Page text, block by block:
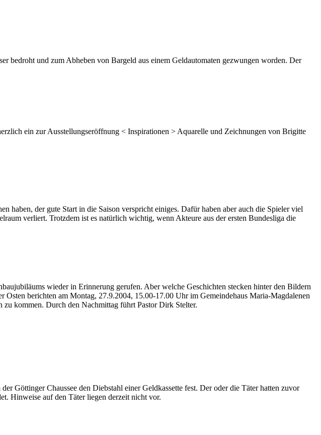
bedroht und zum Abheben von Bargeld aus einem Geldautomaten gezwungen worden. Der
ein zur Ausstellungseröffnung < Inspirationen > Aquarelle und Zeichnungen von Brigitte
der gute Start in die Saison verspricht einiges. Dafür haben aber auch die Spieler viel
verliert. Trotzdem ist es natürlich wichtig, wenn Akteure aus der ersten Bundesliga die
wieder in Erinnerung gerufen. Aber welche Geschichten stecken hinter den Bildern
berichten am Montag, 27.9.2004, 15.00-17.00 Uhr im Gemeindehaus Maria-Magdalenen
zu kommen. Durch den Nachmittag führt Pastor Dirk Stelter.
Göttinger Chaussee den Diebstahl einer Geldkassette fest. Der oder die Täter hatten zuvor
Hinweise auf den Täter liegen derzeit nicht vor.